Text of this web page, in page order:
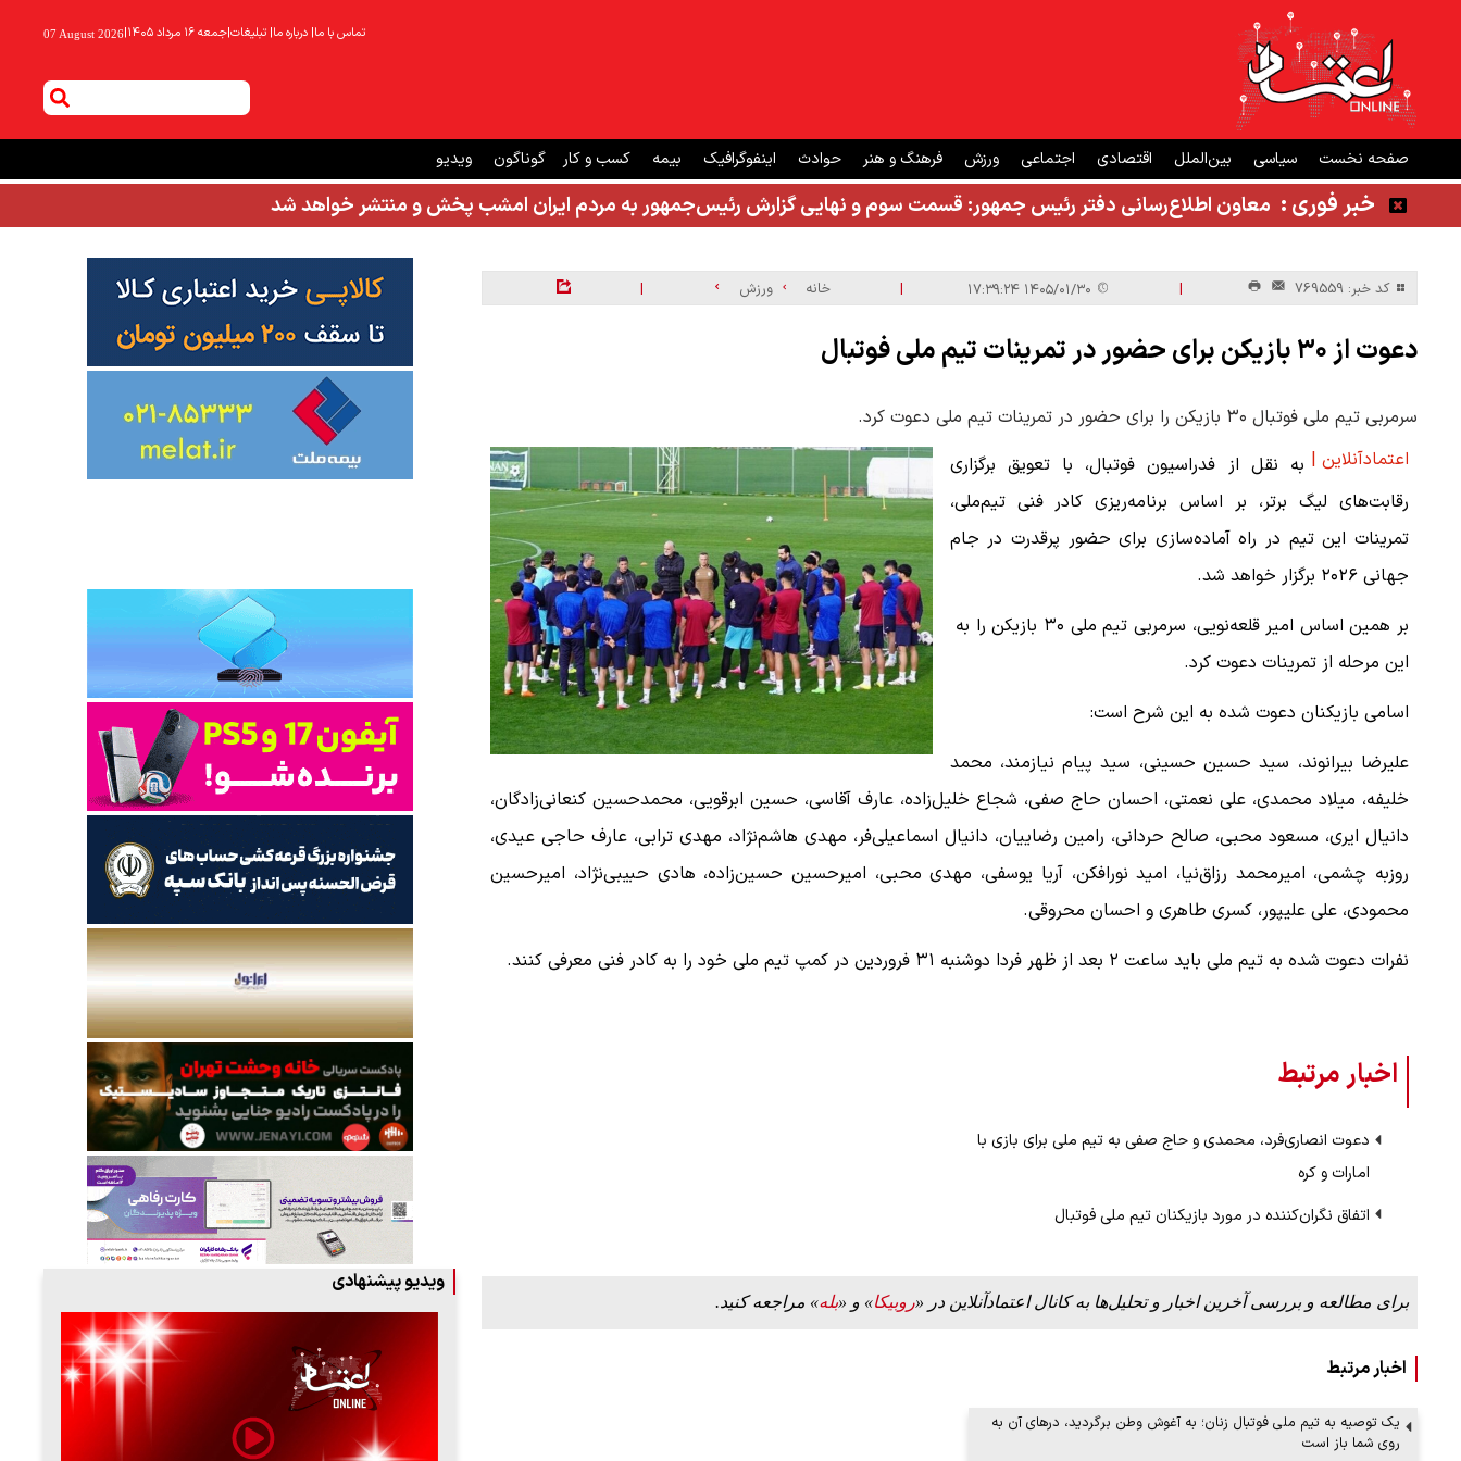
تماس با ما| درباره ما| تبلیغات|جمعه ۱۶ مرداد ۱۴۰۵ |
07 August 2026
صفحه نخست سیاسی بین‌الملل اقتصادی اجتماعی ورزش فرهنگ و هنر حوادث اینفوگرافیک بیمه کسب و کار گوناگون ویدیو
خبر فوری : معاون اطلاع‌رسانی دفتر رئیس جمهور: قسمت سوم و نهایی گزارش رئیس‌جمهور به مردم ایران امشب پخش و منتشر خواهد شد
کد خبر: 769559 |
| خانه ورزش |
دعوت از ۳۰ بازیکن برای حضور در تمرینات تیم ملی فوتبال
سرمربی تیم ملی فوتبال ۳۰ بازیکن را برای حضور در تمرینات تیم ملی دعوت کرد.
اعتمادآنلاین | به نقل از فدراسیون فوتبال، با تعویق برگزاری
رقابت‌های لیگ برتر، بر اساس برنامه‌ریزی کادر فنی تیم‌ملی،
تمرینات این تیم در راه آماده‌سازی برای حضور پرقدرت در جام
جهانی ۲۰۲۶ برگزار خواهد شد.
بر همین اساس امیر قلعه‌نویی، سرمربی تیم ملی ۳۰ بازیکن را به
این مرحله از تمرینات دعوت کرد.
اسامی بازیکنان دعوت شده به این شرح است:
علیرضا بیرانوند، سید حسین حسینی، سید پیام نیازمند، محمد
خلیفه، میلاد محمدی، علی نعمتی، احسان حاج صفی، شجاع خلیل‌زاده، عارف آقاسی، حسین ابرقویی، محمدحسین کنعانی‌زادگان،
دانیال ایری، مسعود محبی، صالح حردانی، رامین رضاییان، دانیال اسماعیلی‌فر، مهدی هاشم‌نژاد، مهدی ترابی، عارف حاجی عیدی،
روزبه چشمی، امیرمحمد رزاق‌نیا، امید نورافکن، آریا یوسفی، مهدی محبی، امیرحسین حسین‌زاده، هادی حبیبی‌نژاد، امیرحسین
محمودی، علی علیپور، کسری طاهری و احسان محروقی.
نفرات دعوت شده به تیم ملی باید ساعت ٢ بعد از ظهر فردا دوشنبه ۳۱ فروردین در کمپ تیم ملی خود را به کادر فنی معرفی کنند.
اخبار مرتبط
دعوت انصاری‌فرد، محمدی و حاج صفی به تیم ملی برای بازی با
امارات و کره
اتفاق نگران‌کننده در مورد بازیکنان تیم ملی فوتبال
برای مطالعه و بررسی آخرین اخبار و تحلیل‌ها به کانال اعتمادآنلاین در «روبیکا» و «بله» مراجعه کنید.
اخبار مرتبط
یک توصیه به تیم ملی فوتبال زنان؛ به آغوش وطن برگردید، درهای آن به
روی شما باز است
ویدیو پیشنهادی